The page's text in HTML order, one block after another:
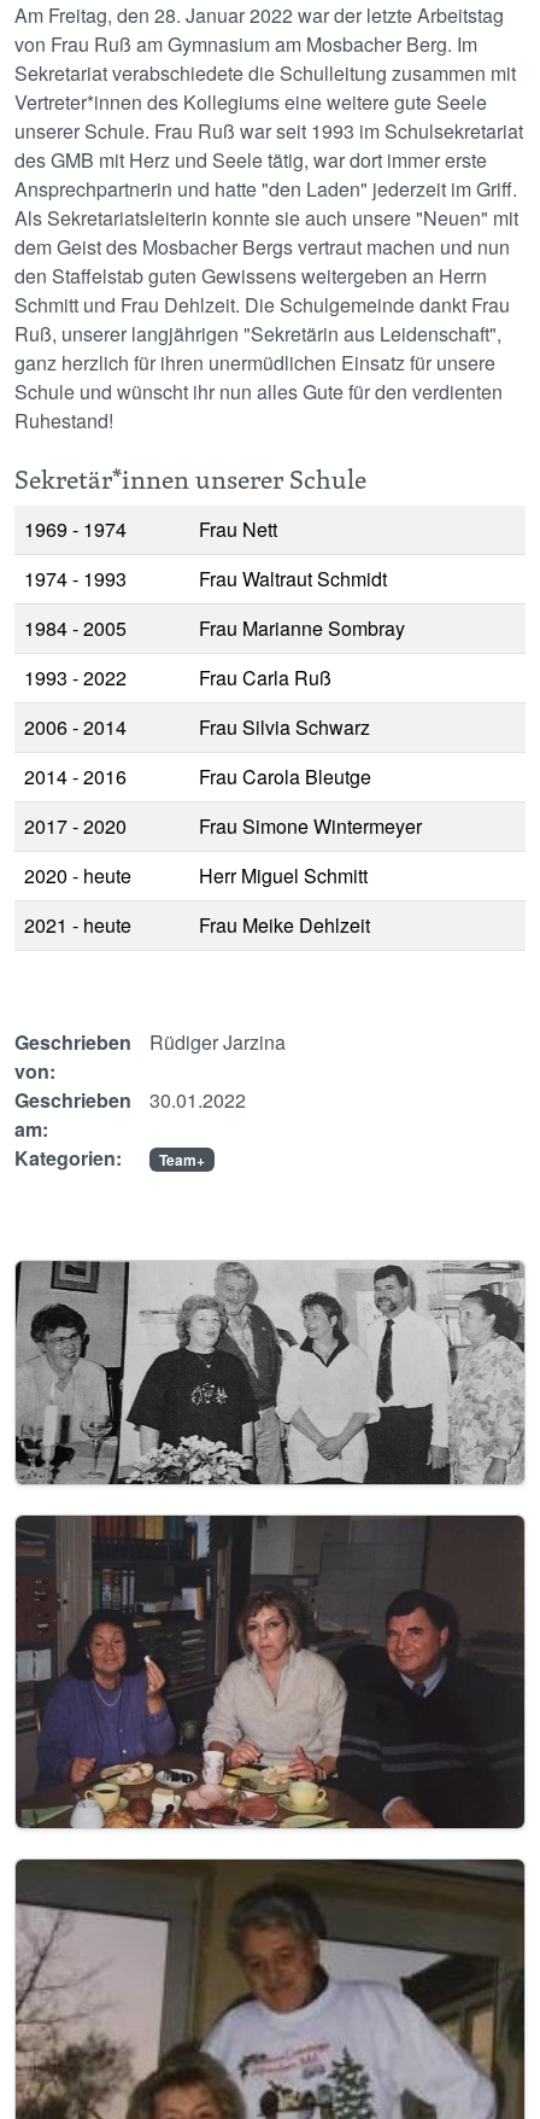
Am Freitag, den 28. Januar 2022 war der letzte Arbeitstag
von Frau Ruß am Gymnasium am Mosbacher Berg. Im
Sekretariat verabschiedete die Schulleitung zusammen mit
Vertreter*innen des Kollegiums eine weitere gute Seele
unserer Schule. Frau Ruß war seit 1993 im Schulsekretariat
des GMB mit Herz und Seele tätig, war dort immer erste
Ansprechpartnerin und hatte "den Laden" jederzeit im Griff.
Als Sekretariatsleiterin konnte sie auch unsere "Neuen" mit
dem Geist des Mosbacher Bergs vertraut machen und nun
den Staffelstab guten Gewissens weitergeben an Herrn
Schmitt und Frau Dehlzeit. Die Schulgemeinde dankt Frau
Ruß, unserer langjährigen "Sekretärin aus Leidenschaft",
ganz herzlich für ihren unermüdlichen Einsatz für unsere
Schule und wünscht ihr nun alles Gute für den verdienten
Ruhestand!
Sekretär*innen unserer Schule
1969 - 1974
Frau Nett
1974 - 1993
Frau Waltraut Schmidt
1984 - 2005
Frau Marianne Sombray
1993 - 2022
Frau Carla Ruß
2006 - 2014
Frau Silvia Schwarz
2014 - 2016
Frau Carola Bleutge
2017 - 2020
Frau Simone Wintermeyer
2020 - heute
Herr Miguel Schmitt
2021 - heute
Frau Meike Dehlzeit
Geschrieben
von:
Rüdiger Jarzina
Geschrieben
am:
30.01.2022
Kategorien: Team+
Image
Image
Image